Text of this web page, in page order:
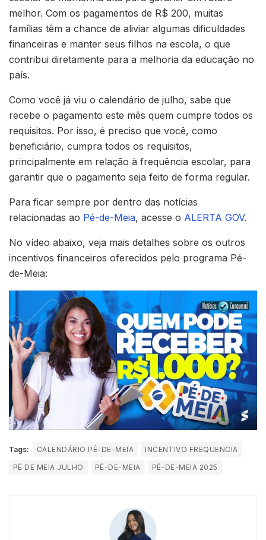
melhor. Com os pagamentos de R$ 200, muitas
famílias têm a chance de aliviar algumas dificuldades
financeiras e manter seus filhos na escola, o que
contribui diretamente para a melhoria da educação no
país.
Como você já viu o calendário de julho, sabe que
recebe o pagamento este mês quem cumpre todos os
requisitos. Por isso, é preciso que você, como
beneficiário, cumpra todos os requisitos,
principalmente em relação à frequência escolar, para
garantir que o pagamento seja feito de forma regular.
Para ficar sempre por dentro das notícias
relacionadas ao Pé-de-Meia, acesse o ALERTA GOV.
No vídeo abaixo, veja mais detalhes sobre os outros
incentivos financeiros oferecidos pelo programa Pé-
de-Meia:
Tags: CALENDÁRIO PÉ-DE-MEIA
INCENTIVO FREQUENCIA
PÉ DE MEIA JULHO
PÉ-DE-MEIA PÉ-DE-MEIA 2025